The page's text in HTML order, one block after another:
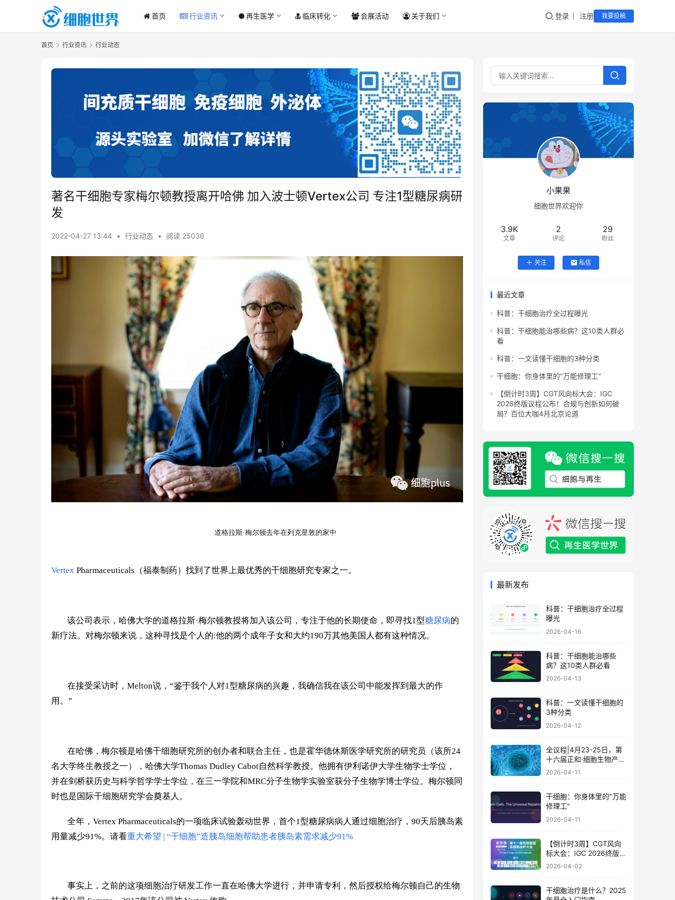
首页 行业资讯 再生医学 临床转化 会展活动 关于我们 登录 注册 我要投稿
首页 行业资讯 行业动态
著名干细胞专家梅尔顿教授离开哈佛 加入波士顿Vertex公司 专注1型糖尿病研
发
2022-04-27 13:44 • 行业动态 • 阅读 25036
道格拉斯·梅尔顿去年在列克星敦的家中
Vertex Pharmaceuticals（福泰制药）找到了世界上最优秀的干细胞研究专家之一。
该公司表示，哈佛大学的道格拉斯·梅尔顿教授将加入该公司，专注于他的长期使命，即寻找1型糖尿病的
新疗法。对梅尔顿来说，这种寻找是个人的:他的两个成年子女和大约190万其他美国人都有这种情况。
在接受采访时，Melton说，“鉴于我个人对1型糖尿病的兴趣，我确信我在该公司中能发挥到最大的作
用。”
在哈佛，梅尔顿是哈佛干细胞研究所的创办者和联合主任，也是霍华德休斯医学研究所的研究员（该所24
名大学终生教授之一），哈佛大学Thomas Dudley Cabot自然科学教授。他拥有伊利诺伊大学生物学士学位，
并在剑桥获历史与科学哲学学士学位，在三一学院和MRC分子生物学实验室获分子生物学博士学位。梅尔顿同
时也是国际干细胞研究学会奠基人。
全年， Vertex Pharmaceuticals的一项临床试验轰动世界，首个1型糖尿病病人通过细胞治疗，90天后胰岛素
用量减少91%。请看重大希望 | “干细胞”造胰岛细胞帮助患者胰岛素需求减少91%
事实上，之前的这项细胞治疗研发工作一直在哈佛大学进行，并申请专利，然后授权给梅尔顿自己的生物
小果果
细胞世界欢迎你
3.9K
文章
2
评论
29
粉丝
关注 私信
最近文章
科普：干细胞治疗全过程曝光
科普：干细胞能治哪些病？这10类人群必
看
科普：一文读懂干细胞的3种分类
干细胞：你身体里的"万能修理工"
【倒计时3周】CGT风向标大会：IGC
2026终版议程公布！合规与创新如何破
局？百位大咖4月北京论道
最新发布
科普：干细胞治疗全过程
曝光
2026-04-16
科普：干细胞能治哪些
病？这10类人群必看
2026-04-13
科普：一文读懂干细胞的
3种分类
2026-04-12
全议程|4月23-25日，第
十六届正和·细胞生物产业
大会暨细胞治疗与再生医
2026-04-11
干细胞：你身体里的"万能
修理工"
2026-04-11
【倒计时3周】CGT风向
标大会：IGC 2026终版议
程公布！合规与创新如何
2026-04-02
干细胞治疗是什么？2025